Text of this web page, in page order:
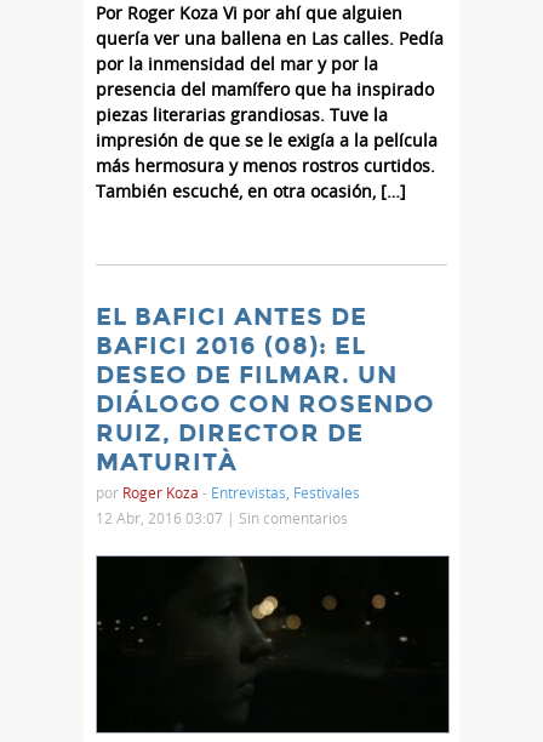
Por Roger Koza Vi por ahí que alguien
quería ver una ballena en Las calles. Pedía
por la inmensidad del mar y por la
presencia del mamífero que ha inspirado
piezas literarias grandiosas. Tuve la
impresión de que se le exigía a la película
más hermosura y menos rostros curtidos.
También escuché, en otra ocasión, […]
EL BAFICI ANTES DE
BAFICI 2016 (08): EL
DESEO DE FILMAR. UN
DIÁLOGO CON ROSENDO
RUIZ, DIRECTOR DE
MATURITÀ
por Roger Koza - Entrevistas Festivales
12 Abr, 2016 03:07 | Sin comentarios